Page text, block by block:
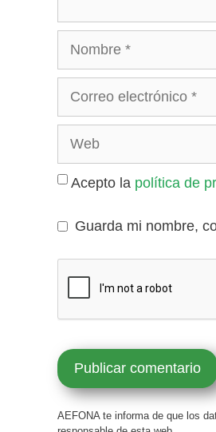
Acepto la política de
Guarda mi nombre,
AEFONA te informa de que los